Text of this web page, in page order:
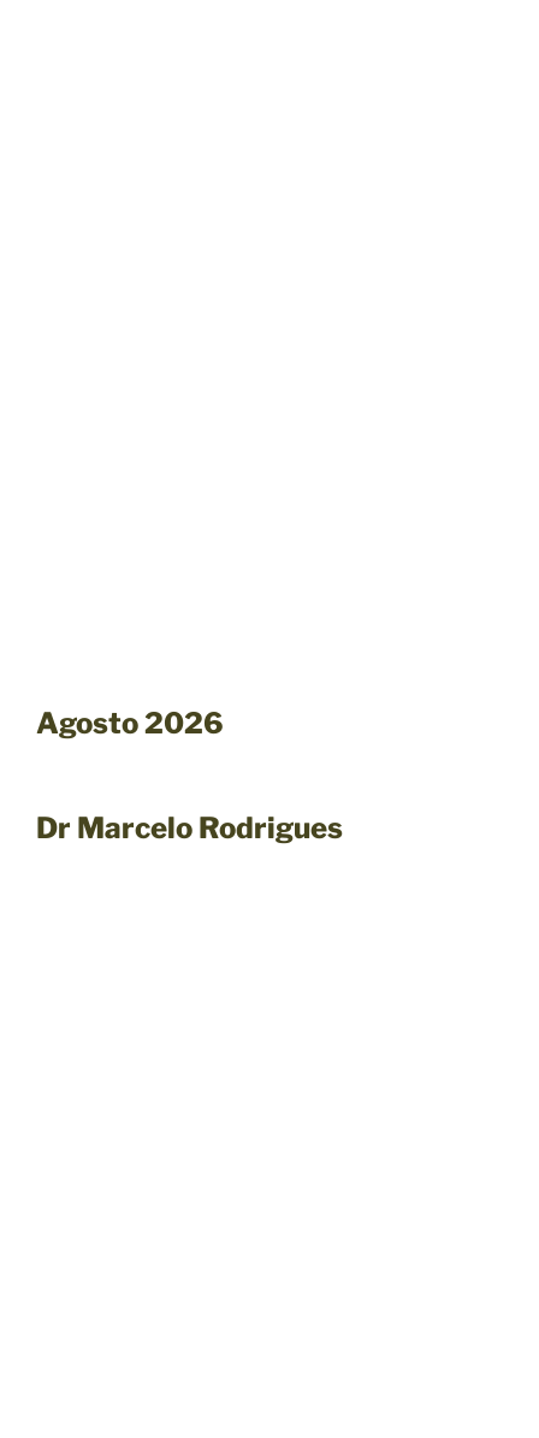
Agosto 2026
Dr Marcelo Rodrigues